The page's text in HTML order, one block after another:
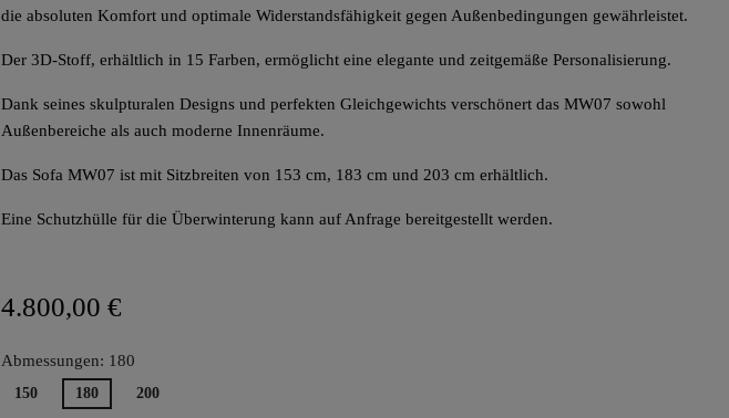
die absoluten Komfort und optimale Widerstandsfähigkeit gegen Außenbedingungen gewährleistet.
Der 3D-Stoff, erhältlich in 15 Farben, ermöglicht eine elegante und zeitgemäße Personalisierung.
Dank seines skulpturalen Designs und perfekten Gleichgewichts verschönert das MW07 sowohl
Außenbereiche als auch moderne Innenräume.
Das Sofa MW07 ist mit Sitzbreiten von 153 cm, 183 cm und 203 cm erhältlich.
Eine Schutzhülle für die Überwinterung kann auf Anfrage bereitgestellt werden.
4.800,00 €
Abmessungen: 180
150 180 200